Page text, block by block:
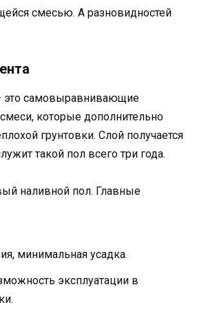
смесью. А разновидностей
самовыравнивающие
которые дополнительно
грунтовки. Слой получается
такой пол всего три года.
наливной пол. Главные
минимальная усадка.
эксплуатации в